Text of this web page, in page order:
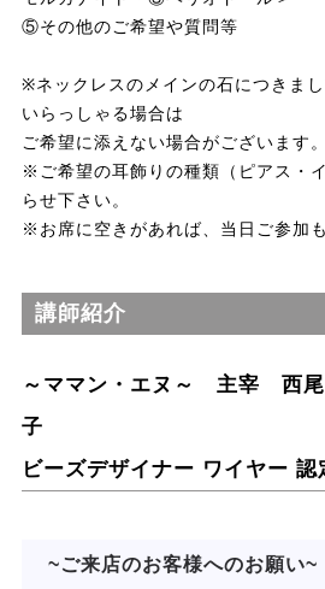
⑤その他のご希望や質問等
※ネックレスのメインの石につきま
いらっしゃる場合は
ご希望に添えない場合がございます
※ご希望の耳飾りの種類（ピアス・
らせ下さい。
※お席に空きがあれば、当日ご参加も
講師紹介
～ママン・エヌ～ 主宰 西
子
ビーズデザイナー ワイヤー 認
~ご来店のお客様へのお願い~